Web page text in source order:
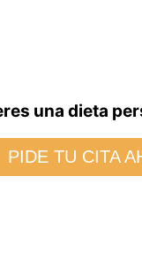
una dieta
PIDE TU CITA